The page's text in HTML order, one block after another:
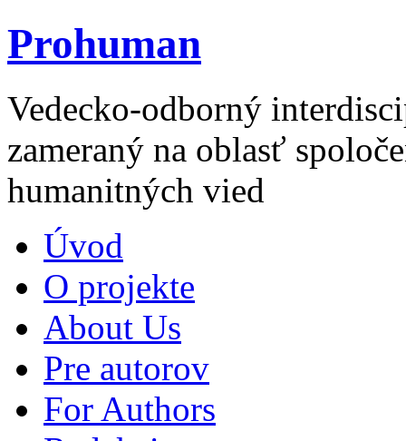
Prohuman
Vedecko-odborný
zameraný na oblasť
humanitných vied
Úvod
O projekte
About Us
Pre autorov
For Authors